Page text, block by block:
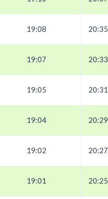
19:08 20:35
19:07 20:33
19:05 20:31
19:04 20:29
19:02 20:27
19:01 20:25